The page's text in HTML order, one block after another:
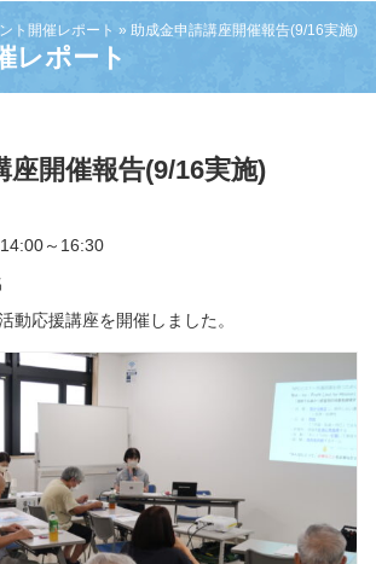
ト開催レポート » 助成金申請講座開催報告(9/16実施)
レポート
座開催報告(9/16実施)
～16:30
動応援講座を開催しました。